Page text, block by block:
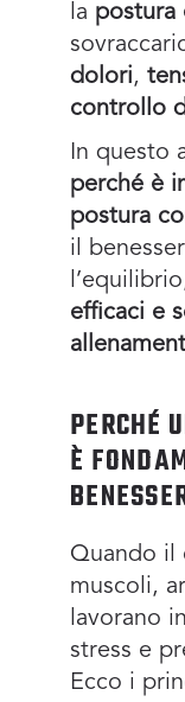
la postura
dolori,
controllo
In questo
perché è
postura
il
efficaci e
PERCHÉ
È
Quando il
muscoli,
lavorano
stress e
Ecco i